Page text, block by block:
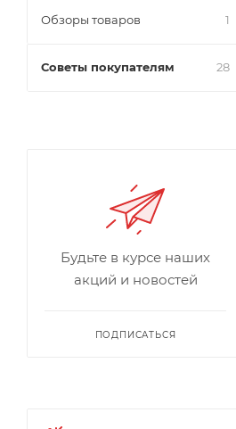
Обзоры товаров 1
Советы покупателям 28
Будьте в курсе наших
акций и новостей
ПОДПИСАТЬСЯ